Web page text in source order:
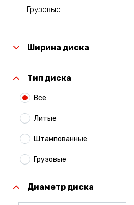
Грузовые
Ширина диска
Тип диска
Все
Литые
Штампованные
Грузовые
Диаметр диска